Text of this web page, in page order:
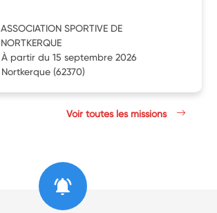
ASSOCIATION SPORTIVE DE
NORTKERQUE
À partir du 15 septembre 2026
Nortkerque (62370)
Voir toutes les missions